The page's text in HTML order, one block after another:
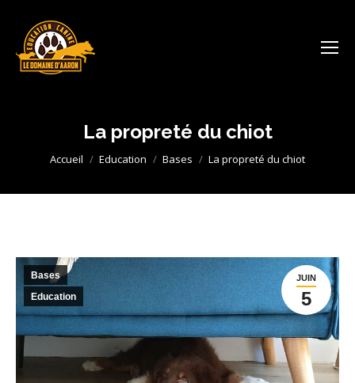
La propreté du chiot
Vous êtes ici :
Accueil Education Bases La propreté du chiot
JUIN
5
Bases
Education